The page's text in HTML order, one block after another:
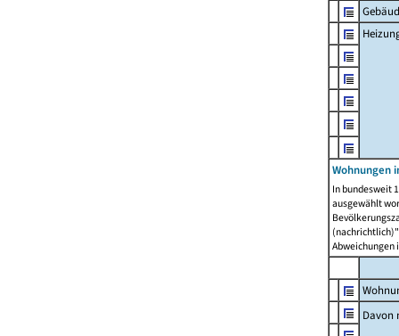
Wohnungen
In bundesweit
ausgewählt
Abweichungen
Davon